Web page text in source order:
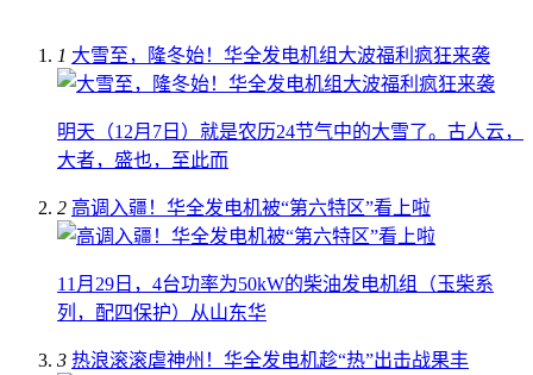
1 大雪至，隆冬始！华全发电机组大波福利疯狂来袭
明天（12月7日）就是农历24节气中的大雪了。古人云，
大者，盛也，至此而
2 高调入疆！华全发电机被“第六特区”看上啦
11月29日，4台功率为50kW的柴油发电机组（玉柴系
列，配四保护）从山东华
3 热浪滚滚虐神州！华全发电机趁“热”出击战果丰